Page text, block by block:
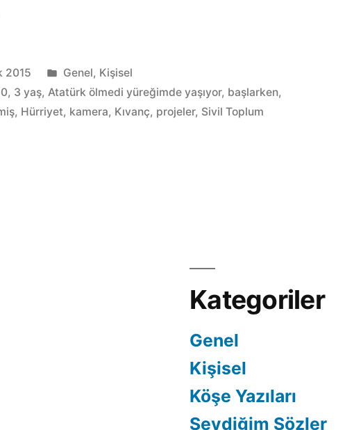
2015 Kategori:
Genel, Kişisel
, 3 yaş, Atatürk ölmedi yüreğimde yaşıyor, başlarken,
, Hürriyet, kamera, Kıvanç, projeler, Sivil Toplum
Kategoriler
Genel
Kişisel
Köşe Yazıları
Sevdiğim Sözler